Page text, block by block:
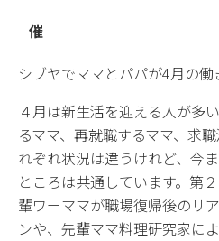
催
シブヤでママとパパが4月の
４月は新生活を迎える人が多
るママ、再就職するママ、求
れぞれ状況は違うけれど、今
ところは共通しています。第
輩ワーママが職場復帰後のリ
ンや、先輩ママ料理研究家に